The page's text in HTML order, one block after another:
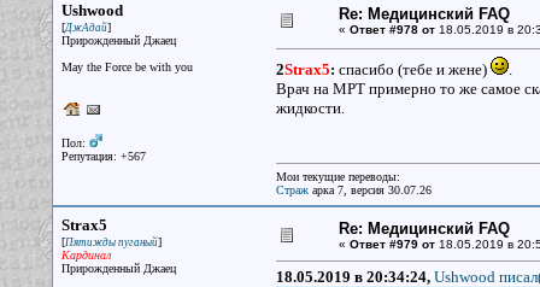
Ushwood
[ДжАдай]
Прирожденный Джаец
May the Force be with you
Пол:
Репутация: +567
Re: Медицинский FAQ
« Ответ #978 от18.05.2019 в
2Strax5: спасибо (тебе и жене)
.
Врач на МРТ примерно то же самое
жидкости.
Мои текущие переводы:
Стражарка 7, версия 30.07.26
Strax5
[Пятижды пуганый]
Кардинал
Прирожденный Джаец
Re: Медицинский FAQ
« Ответ #979 от18.05.2019 в
18.05.2019 в 20:34:24, Ushwood